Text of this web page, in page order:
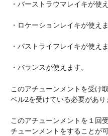
・バーストラウマレイキが使え
・ロケーションレイキが使えま
・パストライフレイキが使えま
・バランスが使えます。
このアチューンメントを受け
ベル2を受けている必要があり
このアチューンメントを１回
チューンメントをすることが可